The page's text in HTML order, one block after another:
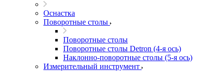
Оснастка
Поворотные столы
Поворотные столы
Поворотные столы Detron (4-я ось)
Наклонно-поворотные столы (5-я ось)
Измерительный инструмент